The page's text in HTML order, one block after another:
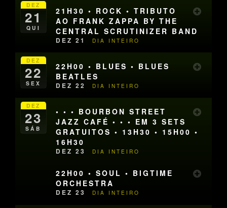
DEZ
21
QUI
21H30 • ROCK • TRIBUTO
AO FRANK ZAPPA BY THE
CENTRAL SCRUTINIZER BAND
DEZ 21 DIA INTEIRO
DEZ
22
SEX
22H00 • BLUES • BLUES
BEATLES
DEZ 22 DIA INTEIRO
DEZ
23
SÁB
• • • BOURBON STREET
JAZZ CAFÉ • • • EM 3 SETS
GRATUITOS • 13H30 • 15H00 •
16H30
DEZ 23 DIA INTEIRO
22H00 • SOUL • BIGTIME
ORCHESTRA
DEZ 23 DIA INTEIRO